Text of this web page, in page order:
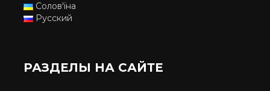
Солов'їна
Русский
РАЗДЕЛЫ НА САЙТЕ